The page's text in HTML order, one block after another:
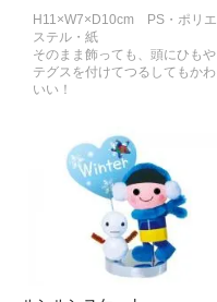
H11×W7×D10cm PS・ポリエ
ステル・紙
そのまま飾っても、頭にひもや
テグスを付けてつるしてもかわ
いい！